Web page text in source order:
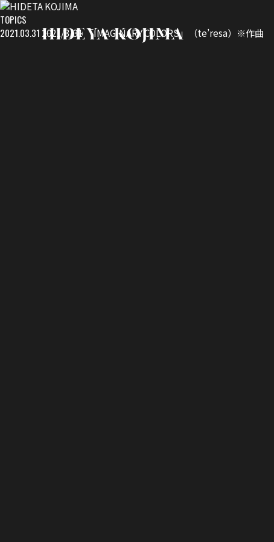
TOPICS
2021.03.31 2021/3/31 「IMAGINARY COLORS」（te’resa）※作曲